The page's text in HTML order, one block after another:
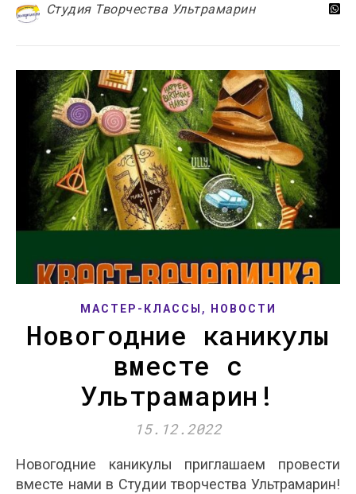
Студия Творчества Ультрамарин
МАСТЕР-КЛАССЫ , НОВОСТИ
Новогодние каникулы
вместе с
Ультрамарин!
15.12.2022
Новогодние каникулы приглашаем провести
вместе нами в Студии творчества Ультрамарин!